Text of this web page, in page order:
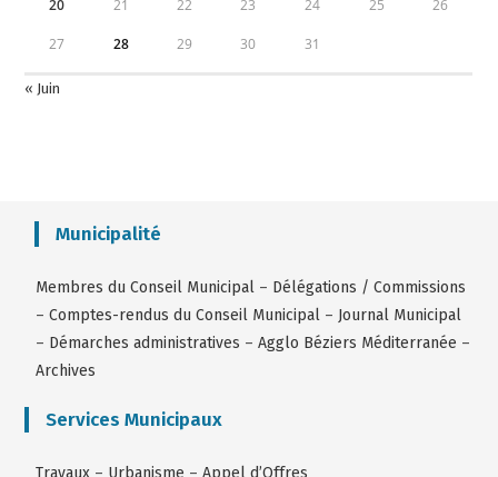
20 21 22 23 24 25 26
27 28 29 30 31
« Juin
Municipalité
Membres du Conseil Municipal – Délégations / Commissions
–Comptes-rendus du Conseil Municipal – Journal Municipal
– Démarches administratives –Agglo Béziers Méditerranée –
Archives
Services Municipaux